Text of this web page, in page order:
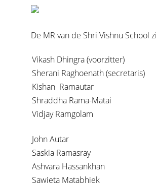
De MR van de Shri Vishnu School
Vikash Dhingra (voorzitter)
Sherani Raghoenath (secretaris)
Kishan Ramautar
Shraddha Rama-Matai
Vidjay Ramgolam
John Autar
Saskia Ramasray
Ashvara Hassankhan
Sawieta Matabhiek